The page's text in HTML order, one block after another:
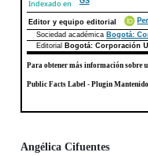
Indexado en
Editor y equipo editorial
Sociedad académica Bogotá:
Editorial
Bogotá: Corporación
Para obtener más información sobre
Public Facts Label - Plugin
Angélica Cifuentes